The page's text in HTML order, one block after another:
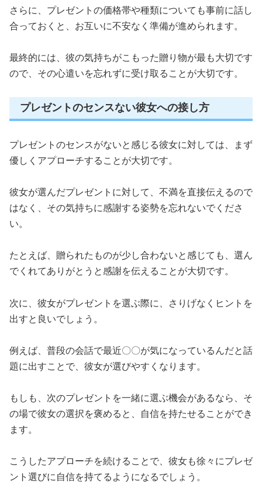
さらに、プレゼントの価格帯や種類についても事前に話し
合っておくと、お互いに不安なく準備が進められます。
最終的には、彼の気持ちがこもった贈り物が最も大切です
ので、その心遣いを忘れずに受け取ることが大切です。
プレゼントのセンスない彼女への接し方
プレゼントのセンスがないと感じる彼女に対しては、まず
優しくアプローチすることが大切です。
彼女が選んだプレゼントに対して、不満を直接伝えるので
はなく、その気持ちに感謝する姿勢を忘れないでくださ
い。
たとえば、贈られたものが少し合わないと感じても、選ん
でくれてありがとうと感謝を伝えることが大切です。
次に、彼女がプレゼントを選ぶ際に、さりげなくヒントを
出すと良いでしょう。
例えば、普段の会話で最近〇〇が気になっているんだと話
題に出すことで、彼女が選びやすくなります。
もしも、次のプレゼントを一緒に選ぶ機会があるなら、そ
の場で彼女の選択を褒めると、自信を持たせることができ
ます。
こうしたアプローチを続けることで、彼女も徐々にプレゼ
ント選びに自信を持てるようになるでしょう。